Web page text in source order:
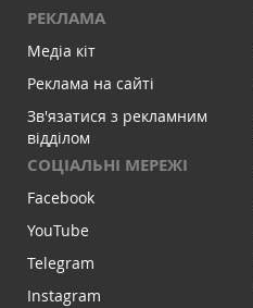
РЕКЛАМА
Медіа кіт
Реклама на сайті
Зв'язатися з рекламним
відділом
СОЦІАЛЬНІ МЕРЕЖІ
Facebook
YouTube
Telegram
Instagram